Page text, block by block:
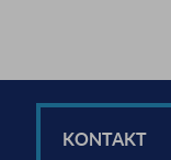
KONTAKT